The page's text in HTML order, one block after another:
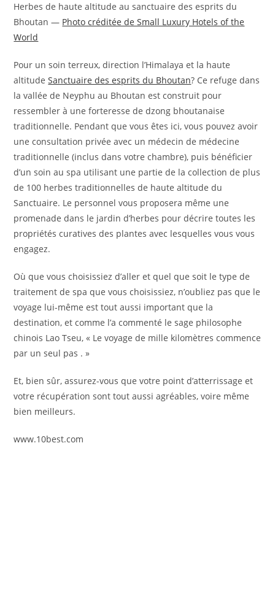
Herbes de haute altitude au sanctuaire des esprits du
Bhoutan — Photo créditée de Small Luxury Hotels of the
World
Pour un soin terreux, direction l’Himalaya et la haute
altitudeSanctuaire des esprits du Bhoutan? Ce refuge dans
la vallée de Neyphu au Bhoutan est construit pour
ressembler à une forteresse de dzong bhoutanaise
traditionnelle. Pendant que vous êtes ici, vous pouvez avoir
une consultation privée avec un médecin de médecine
traditionnelle (inclus dans votre chambre), puis bénéficier
d’un soin au spa utilisant une partie de la collection de plus
de 100 herbes traditionnelles de haute altitude du
Sanctuaire. Le personnel vous proposera même une
promenade dans le jardin d’herbes pour décrire toutes les
propriétés curatives des plantes avec lesquelles vous vous
engagez.
Où que vous choisissiez d’aller et quel que soit le type de
traitement de spa que vous choisissiez, n’oubliez pas que le
voyage lui-même est tout aussi important que la
destination, et comme l’a commenté le sage philosophe
chinois Lao Tseu, « Le voyage de mille kilomètres commence
par un seul pas . »
Et, bien sûr, assurez-vous que votre point d’atterrissage et
votre récupération sont tout aussi agréables, voire même
bien meilleurs.
www.10best.com